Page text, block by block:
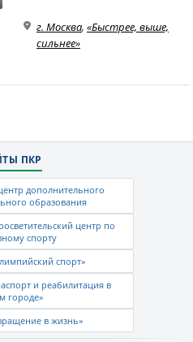
г. Москва, «Быстрее, выше,
сильнее»
ПКР
дополнительного
образования
центр по
спорту
спорт»
и реабилитация в
городе»
в жизнь»